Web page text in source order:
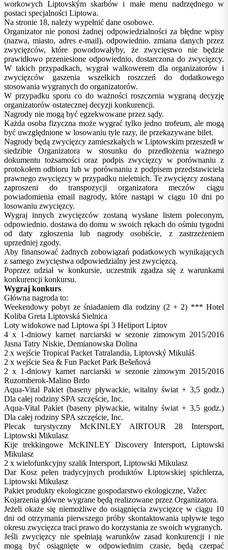
workowych Liptovským skarbów i małe menu nadrzędnego w
postaci specjalności Liptowa.
Na stronie 18, należy wypełnić dane osobowe.
Organizator nie ponosi żadnej odpowiedzialności za błędne wpisy
(nazwa, miasto, adres e-mail), odpowiednio. zmiana danych przez
zwycięzców, które powodowałyby, że zwycięstwo nie będzie
prawidłowo przeniesione odpowiednio. dostarczona do zwycięzcy.
W takich przypadkach, wygrał walkowerem dla organizatorów i
zwycięzców gaszenia wszelkich roszczeń do dodatkowego
stosowania wygranych do organizatorów.
W przypadku sporu co do ważności roszczenia wygraną decyzję
organizatorów ostatecznej decyzji konkurencji.
Nagrody nie mogą być egzekwowane przez sądy.
Każda osoba fizyczna może wygrać tylko jedno trofeum, ale mogą
być uwzględnione w losowaniu tyle razy, ile przekazywane bilet.
Nagrody będą zwycięzcy zamieszkałych w Liptowskim przeszedł w
siedzibie Organizatora w stosunku do przedłożenia ważnego
dokumentu tożsamości oraz podpis zwycięzcy w porównaniu z
protokołem odbioru lub w porównaniu z podpisem przedstawiciela
prawnego zwycięzcy w przypadku nieletnich. Te zwycięzcy zostaną
zaproszeni do transpozycji organizatora meczów ciągu
powiadomienia email nagrody, które nastąpi w ciągu 10 dni po
losowaniu zwycięzcy.
Wygraj innych zwycięzców zostaną wysłane listem poleconym,
odpowiednio. dostawa do domu w swoich rękach do ośmiu tygodni
od daty zgłoszenia lub nagrody osobiście, z zastrzeżeniem
uprzedniej zgody.
Aby finansować żadnych zobowiązań podatkowych wynikających
z samego zwycięstwa odpowiedzialny jest zwycięzcą.
Poprzez udział w konkursie, uczestnik zgadza się z warunkami
konkurencji konkursu.
Wygraj konkurs
Główna nagroda to:
Weekendowy pobyt ze śniadaniem dla rodziny (2 + 2) *** Hotel
Koliba Greta Liptovská Sielnica
Loty widokowe nad Liptowa śpi 3 Heliport Liptov
4 x 1-dniowy karnet narciarski w sezonie zimowym 2015/2016
Jasna Tatry Niskie, Demianowska Dolina
2 x wejście Tropical Packet Tatralandia, Liptovský Mikuláš
2 x wejście Sea & Fun Packet Park Bešeňová
2 x 1-dniowy karnet narciarski w sezonie zimowym 2015/2016
Ruzomberok-Malino Brdo
Aqua-Vital Pakiet (baseny pływackie, witalny świat + 3,5 godz.)
Dla całej rodziny SPA szczęście, Inc.
Aqua-Vital Pakiet (baseny pływackie, witalny świat + 3,5 godz.)
Dla całej rodziny SPA szczęście, Inc.
Plecak turystyczny McKINLEY AIRTOUR 28 Intersport,
Liptowski Mikulasz
Kije trekkingowe McKINLEY Discovery Intersport, Liptowski
Mikulasz
2 x wielofunkcyjny szalik Intersport, Liptowski Mikulasz
Dar Kosz pełen tradycyjnych produktów Liptowskiej spichlerza,
Liptowski Mikulasz
Pakiet produkty ekologiczne gospodarstwo ekologiczne, Važec
Kojarzenia główne wygrane będą realizowane przez Organizatora.
Jeżeli okaże się niemożliwe do osiągnięcia zwycięzcę w ciągu 10
dni od otrzymania pierwszego próby skontaktowania upływie tego
okresu zwycięzca traci prawo do korzystania ze swoich wygranych.
Jeśli zwycięzcy nie spełniają warunków zasad konkurencji i nie
mogą być osiągnięte w odpowiednim czasie, będą czerpać